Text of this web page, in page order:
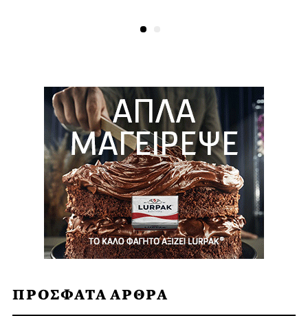
ΠΡΟΣΦΑΤΑ ΑΡΘΡΑ